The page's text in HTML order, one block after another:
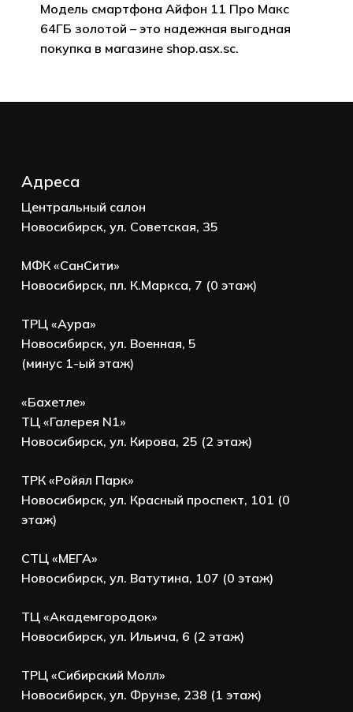
Модель смартфона Айфон 11 Про Макс
64ГБ золотой – это надежная выгодная
покупка в магазине shop.asx.sc.
Адреса
Центральный салон
Новосибирск, ул. Советская, 35
МФК «СанСити»
Новосибирск, пл. К.Маркса, 7 (0 этаж)
ТРЦ «Аура»
Новосибирск, ул. Военная, 5
(минус 1-ый этаж)
«Бахетле»
ТЦ «Галерея N1»
Новосибирск, ул. Кирова, 25 (2 этаж)
ТРК «Ройял Парк»
Новосибирск, ул. Красный проспект, 101 (0
этаж)
СТЦ «МЕГА»
Новосибирск, ул. Ватутина, 107 (0 этаж)
ТЦ «Академгородок»
Новосибирск, ул. Ильича, 6 (2 этаж)
ТРЦ «Сибирский Молл»
Новосибирск, ул. Фрунзе, 238 (1 этаж)